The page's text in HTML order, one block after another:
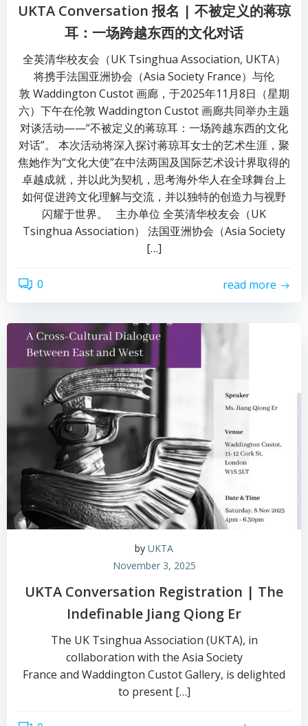
UKTA Conversation 报名 | 不被定义的蒋琼
耳：一场跨越东西的文化对话
全英清华校友会（UK Tsinghua Association, UKTA）
将携手法国亚洲协会（Asia Society France）与伦
敦 Waddington Custot 画廊，于2025年11月8日（星期
六）下午在伦敦 Waddington Custot 画廊共同举办主题
对谈活动——“不被定义的蒋琼耳：一场跨越东西的文化
对话”。 本次活动将深入探讨蒋琼耳女士的艺术生涯，聚
焦她作为“文化大使”在中法两国及国际艺术设计界取得的
卓越成就，并以此为契机，思考海外华人在全球舞台上
如何促进跨文化理解与交流，并以独特的创造力与视野
闪耀于世界。 主办单位 全英清华校友会（UK
Tsinghua Association） 法国亚洲协会（Asia Society
[…]
0 read more
by UKTA
November 3, 2025
UKTA Conversation Registration | The
Indefinable Jiang Qiong Er
The UK Tsinghua Association (UKTA), in
collaboration with the Asia Society
France and Waddington Custot Gallery, is delighted
to present […]